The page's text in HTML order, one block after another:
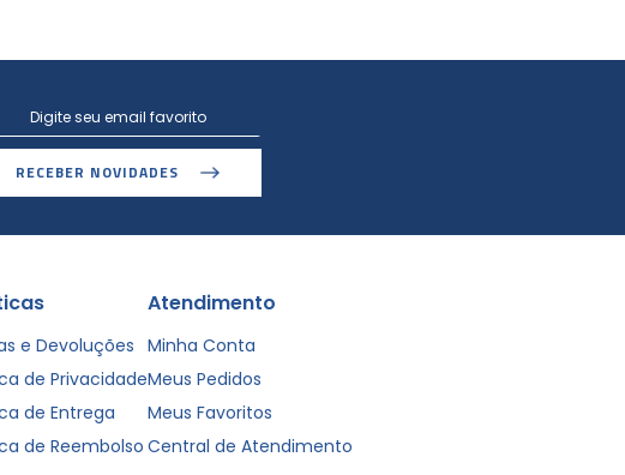
RECEBER NOVIDADES
e Devoluções
de Privacidade
de Entrega
de Reembolso
Atendimento
Minha Conta
Meus Pedidos
Meus Favoritos
Central de Atendimento